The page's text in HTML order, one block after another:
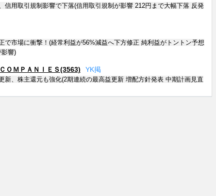
信用取引規制影響で下落(信用取引規制が影響 212円まで大幅下落 反発
で市場に衝撃！(経常利益が56%減益へ下方修正 純利益がトントン予想
影響)
ＭＰＡＮＩＥＳ(3563) YK掲
新、株主還元も強化(2期連続の最高益更新 増配方針発表 中期計画見直